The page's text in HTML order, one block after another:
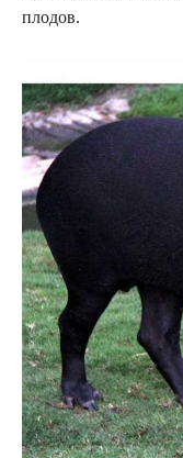
плодов.